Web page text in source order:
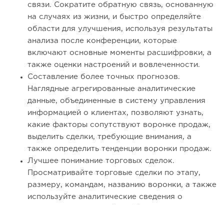
связи. Сократите обратную связь, основанную
на случаях из жизни, и быстро определяйте
области для улучшения, используя результаты
анализа после конференции, которые
включают основные моменты расшифровки, а
также оценки настроений и вовлеченности.
Составление более точных прогнозов.
Наглядные агрегированные аналитические
данные, объединенные в систему управления
информацией о клиентах, позволяют узнать,
какие факторы сопутствуют воронке продаж,
выделить сделки, требующие внимания, а
также определить тенденции воронки продаж.
Лучшее понимание торговых сделок.
Просматривайте торговые сделки по этапу,
размеру, командам, названию воронки, а также
используйте аналитические сведения о